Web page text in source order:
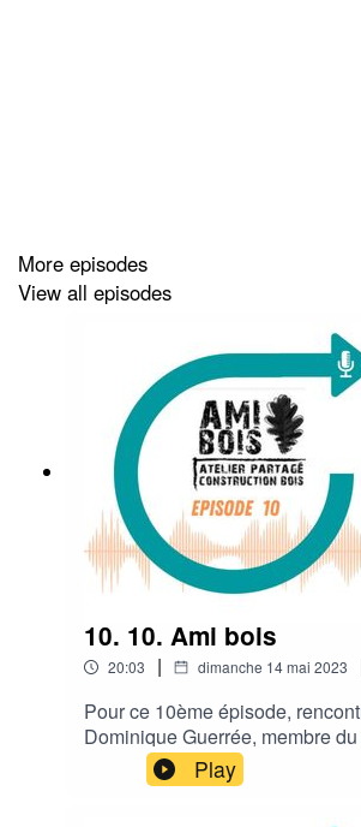
More episodes
View all episodes
10. 10. Ami bois
20:03 | dimanche 14 mai 2023
Pour ce 10ème épisode,
Dominique Guerrée, membre
d'administration de l'association
partagé de construction bois. Au
Play